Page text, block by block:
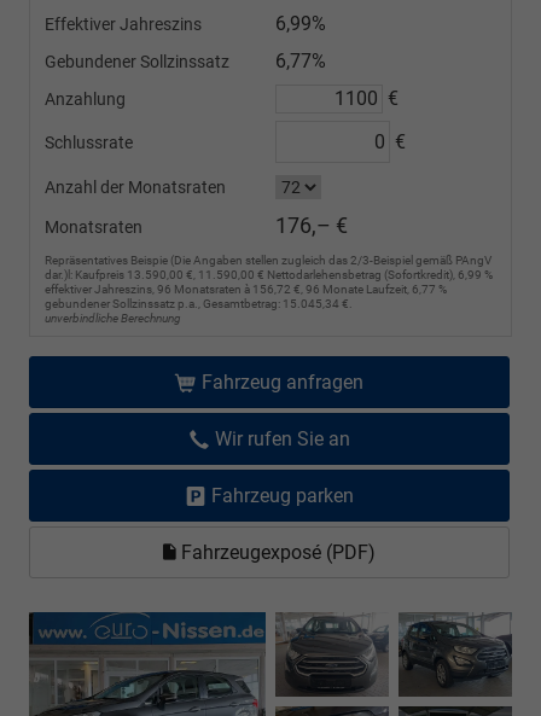
Effektiver Jahreszins 6,99%
Gebundener Sollzinssatz 6,77%
Anzahlung €
Schlussrate €
Anzahl der Monatsraten
Monatsraten 176,– €
Repräsentatives Beispie (Die Angaben stellen zugleich das 2/3-Beispiel gemäß PAngV
dar.)l: Kaufpreis 13.590,00 €, 11.590,00 € Nettodarlehensbetrag (Sofortkredit), 6,99 %
effektiver Jahreszins, 96 Monatsraten à 156,72 €, 96 Monate Laufzeit, 6,77 %
gebundener Sollzinssatz p.a., Gesamtbetrag: 15.045,34 €.
unverbindliche Berechnung
Fahrzeug anfragen
Wir rufen Sie an
Fahrzeug parken
Fahrzeugexposé (PDF)